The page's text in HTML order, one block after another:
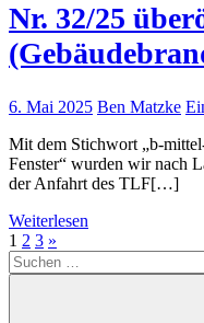
Nr. 32/25
6. Mai 2025 Ben Matzke
Mit dem Stichwort „b-
Fenster“ wurden wir nach
der Anfahrt des TLF[…]
Weiterlesen
der
1 2 3 Nächste
Beiträge
»
Suchen
nach: